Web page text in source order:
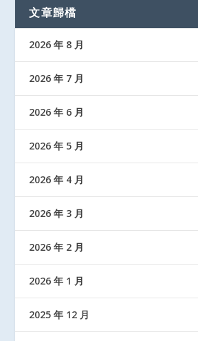
文章歸檔
2026 年 8 月
2026 年 7 月
2026 年 6 月
2026 年 5 月
2026 年 4 月
2026 年 3 月
2026 年 2 月
2026 年 1 月
2025 年 12 月